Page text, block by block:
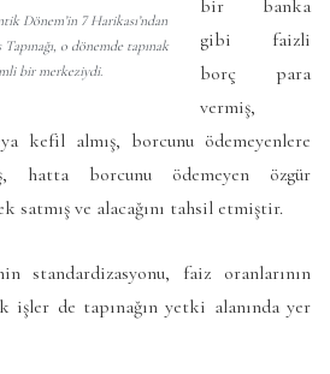
Dönem’in 7 Harikası’ndan
o dönemde tapınak
bir merkeziydi.
bir banka
gibi faizli
borç para
vermiş,
kefil almış, borcunu ödemeyenlere
hatta borcunu ödemeyen özgür
satmış ve alacağını tahsil etmiştir.
standardizasyonu, faiz oranlarının
işler de tapınağın yetki alanında yer